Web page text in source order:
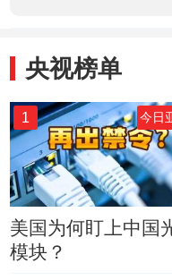
央视榜单
1 今日
美国为何盯上中国
模块？